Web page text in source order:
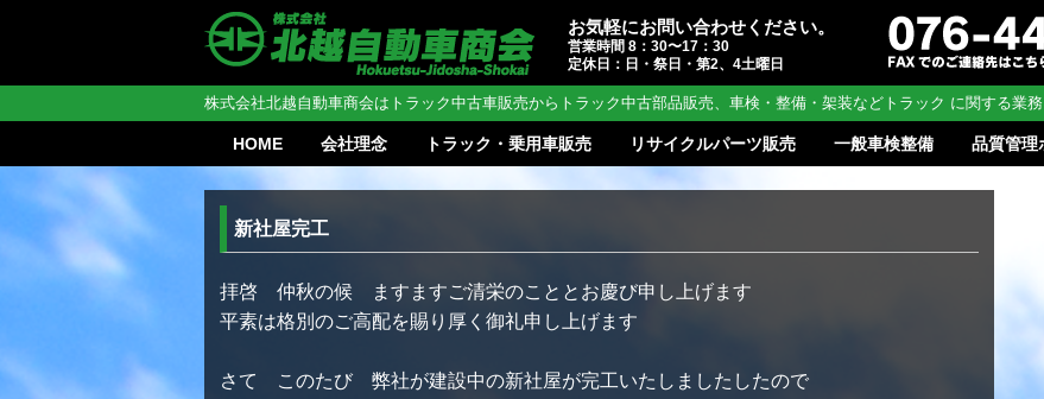
お気軽にお問い合わせください。
営業時間 8：30〜17：30
定休日：日・祭日・第2、4土曜日
株式会社北越自動車商会はトラック中古車販売からトラック中古部品販売、車検・整備・架装などトラック に関する業
HOME 会社理念 トラック・乗用車販売 リサイクルパーツ販売 一般車検整備 品質管理
新社屋完工
拝啓 仲秋の候 ますますご清栄のこととお慶び申し上げます
平素は格別のご高配を賜り厚く御礼申し上げます
さて このたび 弊社が建設中の新社屋が完工いたしましたしたので